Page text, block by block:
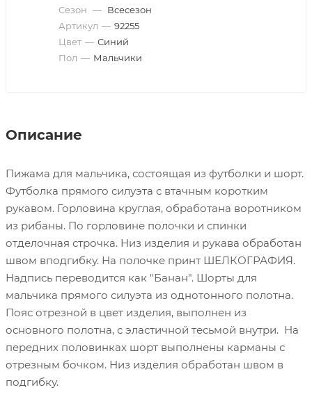
Сезон — Всесезон
Артикул — 92255
Цвет — Синий
Пол — Мальчики
Описание
Пижама для мальчика, состоящая из футболки и шорт.
Футболка прямого силуэта с втачным коротким
рукавом. Горловина круглая, обработана воротником
из рибаны. По горловине полочки и спинки
отделочная строчка. Низ изделия и рукава обработан
швом вподгибку. На полочке принт ШЕЛКОГРАФИЯ.
Надпись переводится как "Банан". Шорты для
мальчика прямого силуэта из однотонного полотна.
Пояс отрезной в цвет изделия, выполнен из
основного полотна, с эластичной тесьмой внутри. На
передних половинках шорт выполнены карманы с
отрезным бочком. Низ изделия обработан швом в
подгибку.